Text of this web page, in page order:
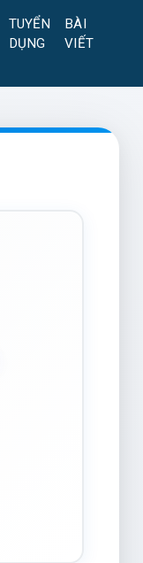
TUYỂN
DỤNG
BÀI
VIẾT